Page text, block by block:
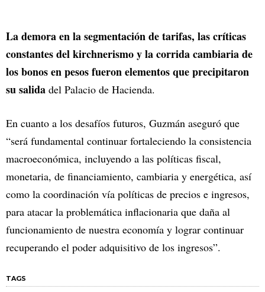
La demora en la segmentación de tarifas, las críticas
constantes del kirchnerismo y la corrida cambiaria de
los bonos en pesos fueron elementos que precipitaron
su salida del Palacio de Hacienda.
En cuanto a los desafíos futuros, Guzmán aseguró que
“será fundamental continuar fortaleciendo la consistencia
macroeconómica, incluyendo a las políticas fiscal,
monetaria, de financiamiento, cambiaria y energética, así
como la coordinación vía políticas de precios e ingresos,
para atacar la problemática inflacionaria que daña al
funcionamiento de nuestra economía y lograr continuar
recuperando el poder adquisitivo de los ingresos”.
TAGS